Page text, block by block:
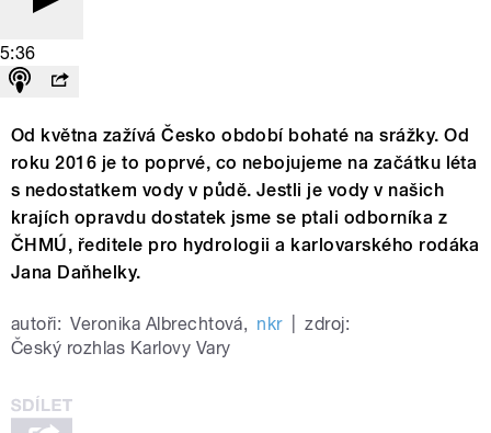
5:36
Od května zažívá Česko období bohaté na srážky. Od
roku 2016 je to poprvé, co nebojujeme na začátku léta
s nedostatkem vody v půdě. Jestli je vody v našich
krajích opravdu dostatek jsme se ptali odborníka z
ČHMÚ, ředitele pro hydrologii a karlovarského rodáka
Jana Daňhelky.
autoři: Veronika Albrechtová, nkr
zdroj:
Český rozhlas Karlovy Vary